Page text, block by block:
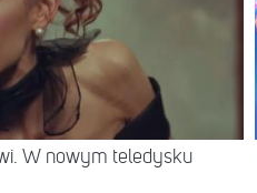
W nowym teledysku